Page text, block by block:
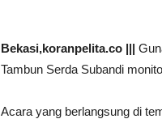
Bekasi,koranpelita.co |||
Tambun Serda Subandi
Acara yang berlangsung di